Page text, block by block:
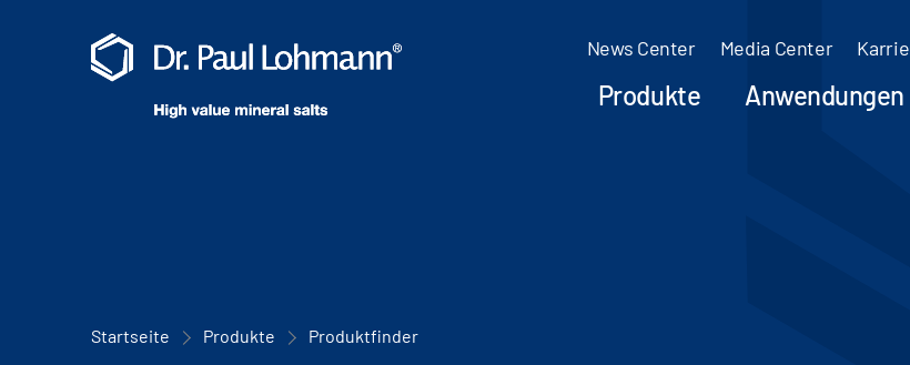
News Center Media Center
Produkte Anwendungen
Startseite Produkte Produktfinder